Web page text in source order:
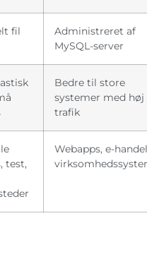
fil
Administreret af
MySQL-server
Bedre til store
systemer med høj
trafik
test,
Webapps, e-